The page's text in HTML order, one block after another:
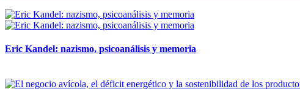
Eric Kandel: nazismo, psicoanálisis y memoria